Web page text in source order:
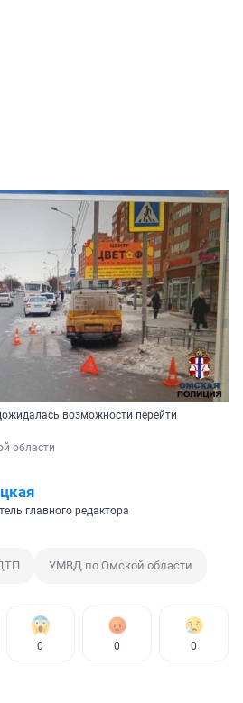
возможности перейти
области
главного редактора
УМВД по Омской области
0 0 0